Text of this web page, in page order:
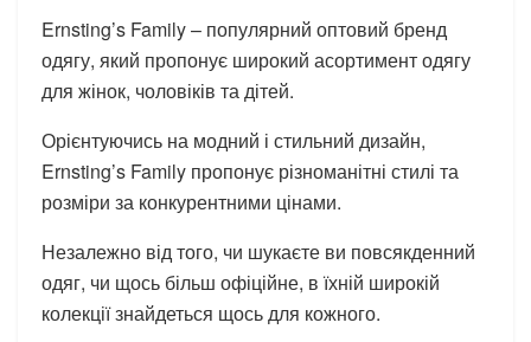
Ernsting’s Family – популярний оптовий бренд
одягу, який пропонує широкий асортимент одягу
для жінок, чоловіків та дітей.
Орієнтуючись на модний і стильний дизайн,
Ernsting’s Family пропонує різноманітні стилі та
розміри за конкурентними цінами.
Незалежно від того, чи шукаєте ви повсякденний
одяг, чи щось більш офіційне, в їхній широкій
колекції знайдеться щось для кожного.